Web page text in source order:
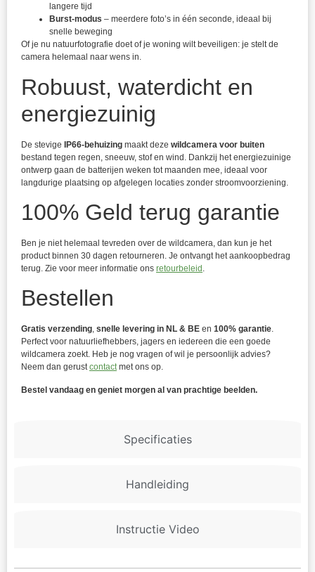
Specificaties
Handleiding
Instructie Video
langere tijd
Burst-modus – meerdere foto’s in één seconde, ideaal bij
snelle beweging
Of je nu natuurfotografie doet of je woning wilt beveiligen: je stelt de
camera helemaal naar wens in.
Robuust, waterdicht en
energiezuinig
De stevige IP66-behuizing maakt deze wildcamera voor buiten
bestand tegen regen, sneeuw, stof en wind. Dankzij het energiezuinige
ontwerp gaan de batterijen weken tot maanden mee, ideaal voor
langdurige plaatsing op afgelegen locaties zonder stroomvoorziening.
100% Geld terug garantie
Ben je niet helemaal tevreden over de wildcamera, dan kun je het
product binnen 30 dagen retourneren. Je ontvangt het aankoopbedrag
terug. Zie voor meer informatie ons retourbeleid .
Bestellen
Gratis verzending, snelle levering in NL & BE en 100% garantie.
Perfect voor natuurliefhebbers, jagers en iedereen die een goede
wildcamera zoekt. Heb je nog vragen of wil je persoonlijk advies?
Neem dan gerustcontactmet ons op.
Bestel vandaag en geniet morgen al van prachtige beelden.